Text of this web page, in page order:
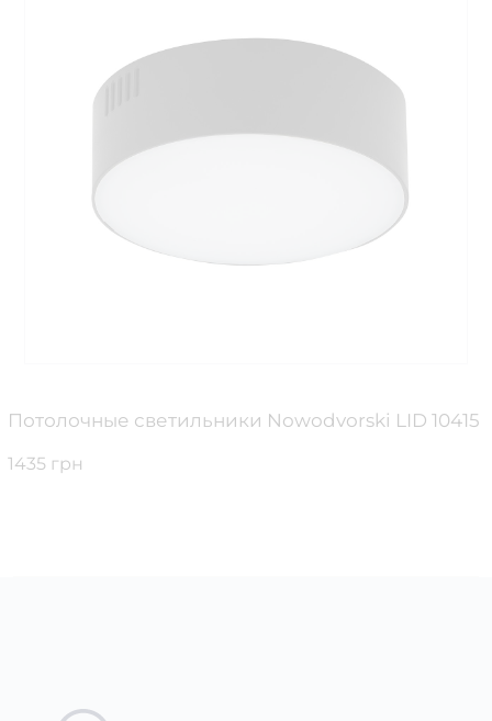
Потолочные светильники Nowodvorski LID 10415
1435 грн